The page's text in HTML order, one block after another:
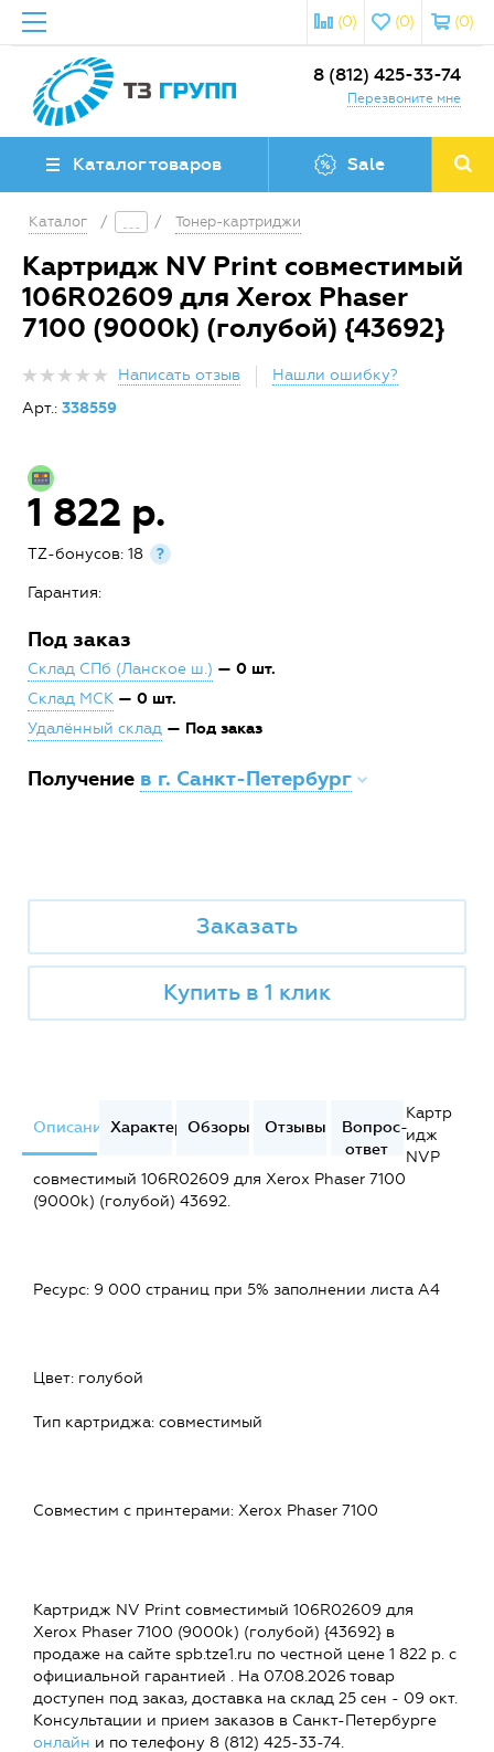
(0)
(0)
(0)
8 (812) 425-33-74
Перезвоните мне
Каталог товаров Sale
Каталог / / Тонер-картриджи
Картридж NV Print совместимый
106R02609 для Xerox Phaser
7100 (9000k) (голубой) {43692}
Написать отзыв
Нашли ошибку?
Арт.: 338559
1 822 р.
TZ-бонусов: 18 ?
Гарантия:
Под заказ
Склад СПб (Ланское ш.) — 0 шт.
Склад МСК — 0 шт.
Удалённый склад — Под заказ
Получение в г. Санкт-Петербург
Заказать
Купить в 1 клик
ОписаниеХарактеристики
Обзоры Отзывы
Вопрос-
ответ
Картр
идж
NVP
совместимый 106R02609 для Xerox Phaser 7100
(9000k) (голубой) 43692.
Ресурс: 9 000 страниц при 5% заполнении листа А4
Цвет: голубой
Тип картриджа: совместимый
Совместим c принтерами: Xerox Phaser 7100
Картридж NV Print совместимый 106R02609 для
Xerox Phaser 7100 (9000k) (голубой) {43692} в
продаже на сайте spb.tze1.ru по честной цене 1 822 р. с
официальной гарантией . На 07.08.2026 товар
доступен под заказ, доставка на склад 25 сен - 09 окт.
Консультации и прием заказов в Санкт-Петербурге
онлайн и по телефону 8 (812) 425-33-74.